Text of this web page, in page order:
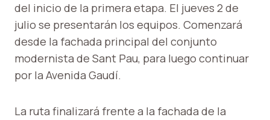
del inicio de la primera etapa. El jueves 2 de
julio se presentarán los equipos. Comenzará
desde la fachada principal del conjunto
modernista de Sant Pau, para luego continuar
por la Avenida Gaudí.
La ruta finalizará frente a la fachada de la